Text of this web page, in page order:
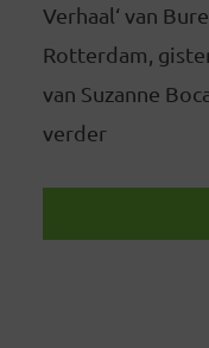
Verhaal‘ van
Rotterdam,
van Suzanne
verder